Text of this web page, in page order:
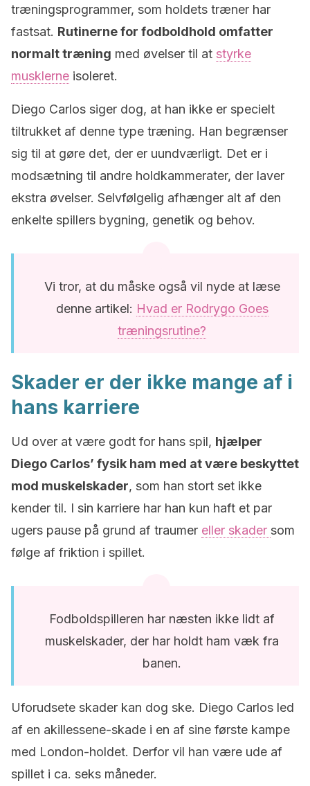
træningsprogrammer, som holdets træner har
fastsat. Rutinerne for fodboldhold omfatter
normalt træning med øvelser til at styrke
musklerne isoleret.
Diego Carlos siger dog, at han ikke er specielt
tiltrukket af denne type træning. Han begrænser
sig til at gøre det, der er uundværligt. Det er i
modsætning til andre holdkammerater, der laver
ekstra øvelser. Selvfølgelig afhænger alt af den
enkelte spillers bygning, genetik og behov.
Vi tror, at du måske også vil nyde at læse
denne artikel: Hvad er Rodrygo Goes
træningsrutine?
Skader er der ikke mange af i
hans karriere
Ud over at være godt for hans spil, hjælper
Diego Carlos’ fysik ham med at være beskyttet
mod muskelskader, som han stort set ikke
kender til. I sin karriere har han kun haft et par
ugers pause på grund af traumer eller skader som
følge af friktion i spillet.
Fodboldspilleren har næsten ikke lidt af
muskelskader, der har holdt ham væk fra
banen.
Uforudsete skader kan dog ske. Diego Carlos led
af en akillessene-skade i en af sine første kampe
med London-holdet. Derfor vil han være ude af
spillet i ca. seks måneder.